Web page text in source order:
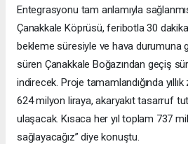
Entegrasyonu tam anlamıyla
Çanakkale Köprüsü, feribotla 30
bekleme süresiyle ve hava durumuna
süren Çanakkale Boğazından geçiş
indirecek. Proje tamamlandığında
624 milyon liraya, akaryakıt tasarruf
ulaşacak. Kısaca her yıl toplam 737
sağlayacağız” diye konuştu.